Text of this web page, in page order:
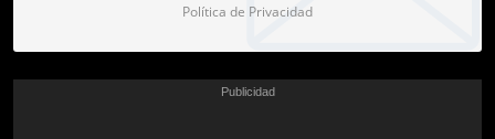
Política de Privacidad